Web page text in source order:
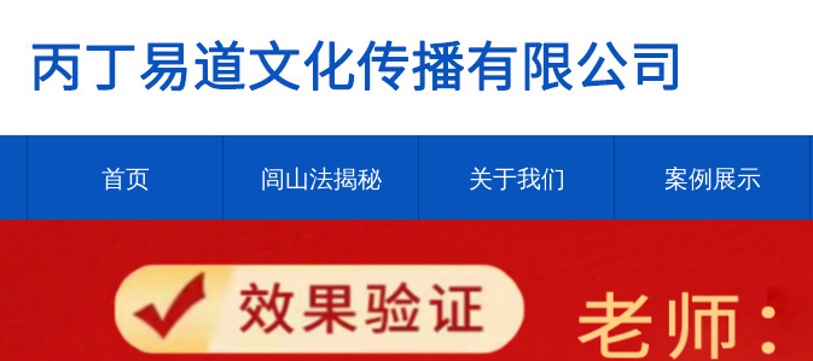
首页 闾山法揭秘 关于我们 案例展示